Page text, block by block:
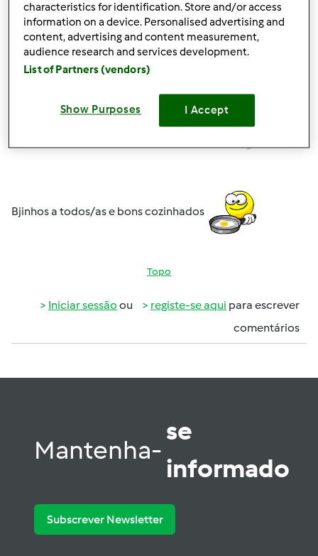
Ter, 2009-12-01 19:48
Aqui estou eu neste fórum da nossa menina.
Bjinhos a todos/as e bons cozinhados
Topo
Iniciar sessão ou registe-se aqui para escrever
comentários
Mantenha-
se
informado
Subscrever Newsletter
characteristics for identification. Store and/or access
information on a device. Personalised advertising and
content, advertising and content measurement,
audience research and services development.
List of Partners (vendors)
Show Purposes I Accept